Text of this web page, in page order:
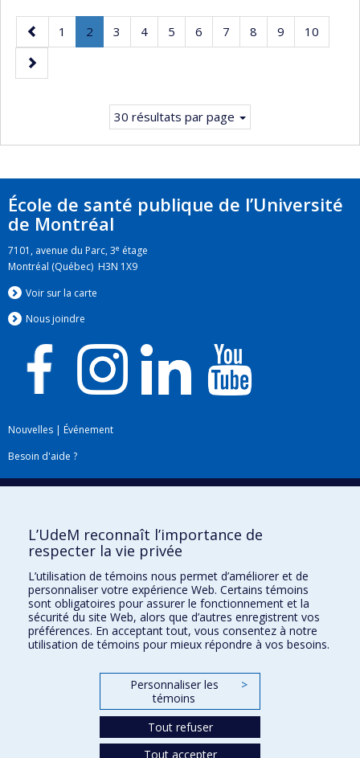
Page
précédente
Page
1 Page
2
Page
Page
3 Page
4 Page
5 Page
6 Page
7 Page
8 Page
9 Page
10
Page
suivante
30 résultats par page
École de santé publique de l’Université
de Montréal
7101, avenue du Parc, 3e étage
Montréal (Québec) H3N 1X9
Voir sur la carte
Nous joindre
Nouvelles | Événement
Besoin d'aide ?
Plan du site|Accessibilité
Téléchargez les logos de l'ESPUM
L’UdeM reconnaît l’importance de
respecter la vie privée
L’utilisation de témoins nous permet d’améliorer et de
personnaliser votre expérience Web. Certains témoins
sont obligatoires pour assurer le fonctionnement et la
sécurité du site Web, alors que d’autres enregistrent vos
préférences. En acceptant tout, vous consentez à notre
utilisation de témoins pour mieux répondre à vos besoins.
Personnaliser les
témoins
>
Tout refuser
Tout accepter